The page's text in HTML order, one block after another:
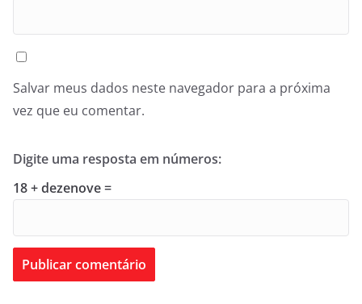
Salvar meus dados neste navegador para a próxima
vez que eu comentar.
Digite uma resposta em números:
18 + dezenove =